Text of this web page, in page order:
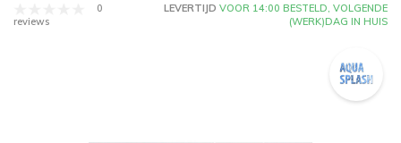
0
reviews
LEVERTIJD VOOR 14:00 BESTELD, VOLGENDE
(WERK)DAG IN HUIS